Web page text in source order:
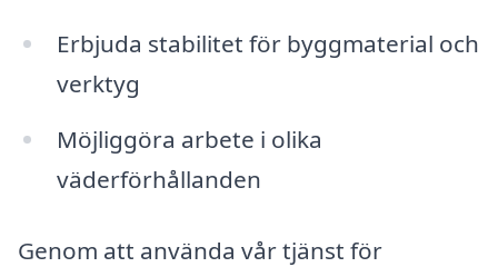
Erbjuda stabilitet för byggmaterial och
verktyg
Möjliggöra arbete i olika
väderförhållanden
Genom att använda vår tjänst för